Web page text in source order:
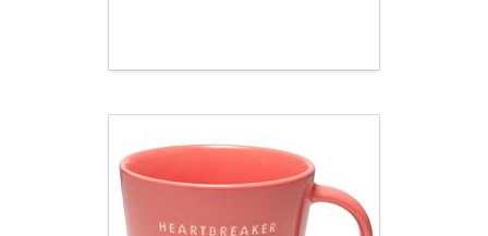
Keramik
Tasse
HEARTBREAKER
-